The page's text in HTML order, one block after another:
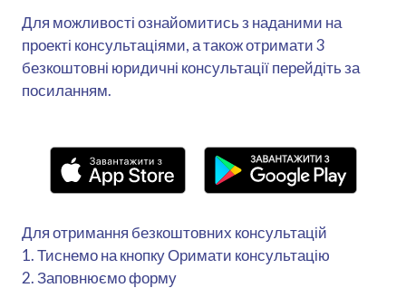
Для можливості ознайомитись з наданими на
проекті консультаціями, а також отримати 3
безкоштовні юридичні консультації перейдіть за
посиланням.
Для отримання безкоштовних консультацій
1. Тиснемо на кнопку Оримати консультацію
2. Заповнюємо форму